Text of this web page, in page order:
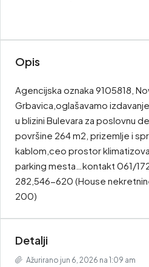
Opis
Agencijska oznaka 9105818,
Grbavica,oglašavamo
u blizini Bulevara za poslovnu
površine 264 m2, prizemlje i
kablom,ceo prostor
parking mesta…kontakt 061/
282,546-620 (House
200)
Detalji
Ažurirano jun 6, 2026 na 1:09 am